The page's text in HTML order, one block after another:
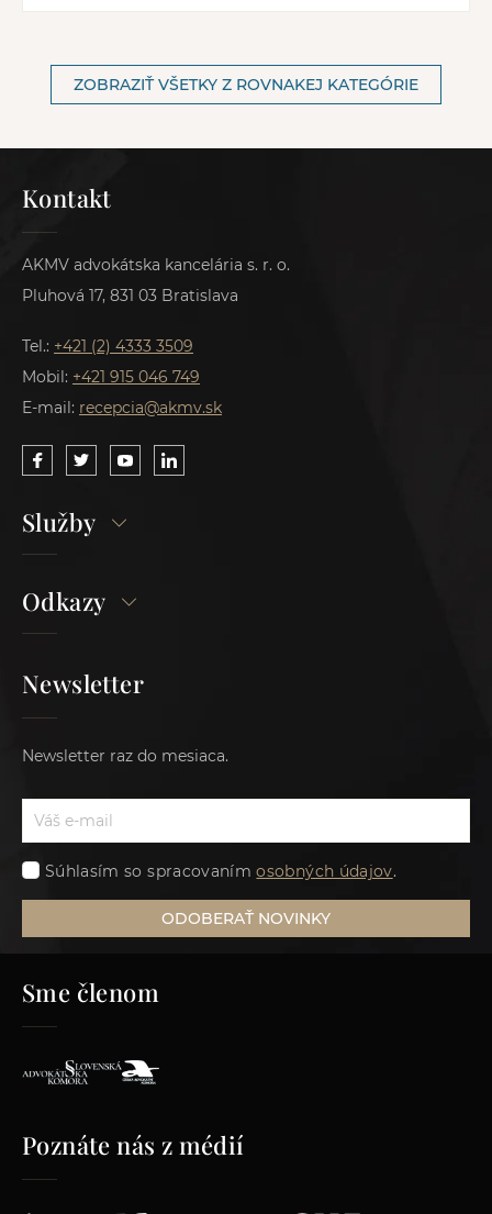
ZOBRAZIŤ VŠETKY Z ROVNAKEJ KATEGÓRIE
Kontakt
AKMV advokátska kancelária s. r. o.
Pluhová 17, 831 03 Bratislava
Tel.: +421 (2) 4333 3509
Mobil: +421 915 046 749
E-mail: recepcia@akmv.sk
Služby
Odkazy
Newsletter
Newsletter raz do mesiaca.
Súhlasím so spracovanímosobných údajov.
ODOBERAŤ NOVINKY
Sme členom
Poznáte nás z médií